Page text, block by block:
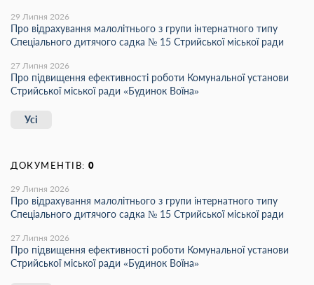
29 Липня 2026
Про відрахування малолітнього з групи інтернатного типу
Спеціального дитячого садка № 15 Стрийської міської ради
27 Липня 2026
Про підвищення ефективності роботи Комунальної установи
Стрийської міської ради «Будинок Воїна»
Усі
ДОКУМЕНТІВ: 0
29 Липня 2026
Про відрахування малолітнього з групи інтернатного типу
Спеціального дитячого садка № 15 Стрийської міської ради
27 Липня 2026
Про підвищення ефективності роботи Комунальної установи
Стрийської міської ради «Будинок Воїна»